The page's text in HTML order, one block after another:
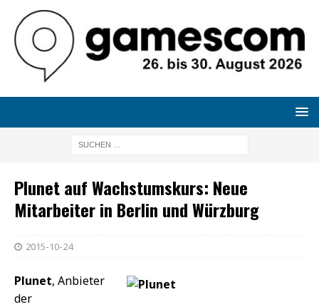
Plunet auf Wachstumskurs: Neue
Mitarbeiter in Berlin und Würzburg
2015-10-24
Plunet, Anbieter
der